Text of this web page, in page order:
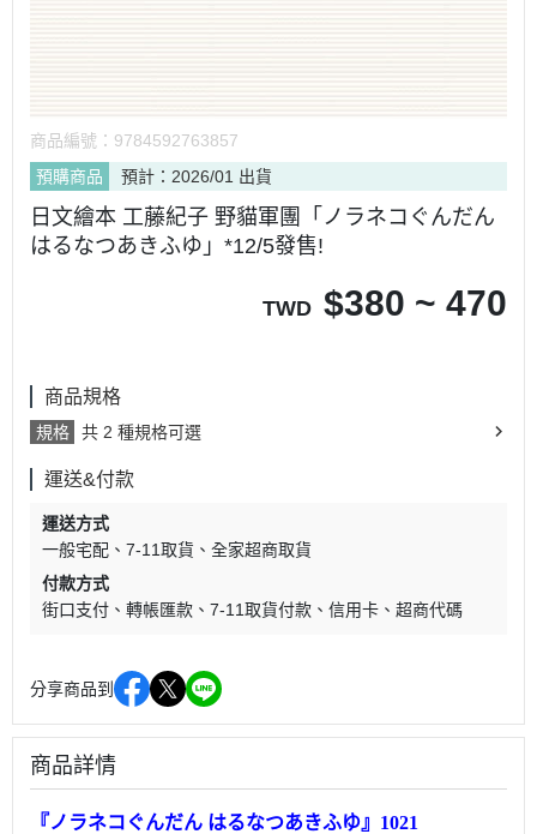
商品編號： 9784592763857
預購商品
預計：2026/01 出貨
日文繪本 工藤紀子 野貓軍團「ノラネコぐんだん
はるなつあきふゆ」*12/5發售!
TWD $380 ~ 470
商品規格
規格 共 2 種規格可選
運送&付款
運送方式
一般宅配
7-11取貨
全家超商取貨
付款方式
街口支付
轉帳匯款 7-11取貨付款 信用卡 超商代碼
分享商品到
商品詳情
『ノラネコぐんだん はるなつあきふゆ』1021